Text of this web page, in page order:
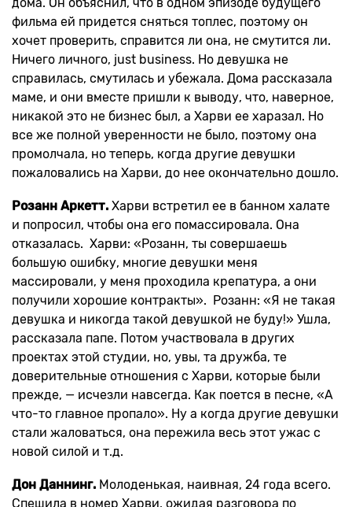
фильма ей придется сняться топлес, поэтому он
хочет проверить, справится ли она, не смутится ли.
Ничего личного, just business. Но девушка не
справилась, смутилась и убежала. Дома рассказала
маме, и они вместе пришли к выводу, что, наверное,
никакой это не бизнес был, а Харви ее харазал. Но
все же полной увереннoсти не было, поэтому она
промолчала, но теперь, когда другие девушки
пожаловались на Харви, до нее окончательно дошло.
Розанн Аркетт. Харви встретил ее в банном халате
и попросил, чтобы она его помассировала. Она
отказалась. Харви: «Розанн, ты совершаешь
большую ошибку, многие девушки меня
массировали, у меня проходила крепатура, а они
получили хорошие контракты». Розанн: «Я не такая
девушка и никогда такой девушкой не буду!» Ушла,
рассказала папе. Потом участвовала в других
проектах этой студии, но, увы, та дружба, те
доверительные отношения с Харви, которые были
прежде, — исчезли навсегда. Как поется в песне, «А
что-то главное пропало». Ну а когда другие девушки
стали жаловаться, она пережила весь этот ужас с
новой силой и т.д.
Дон Даннинг. Молоденькая, наивная, 24 года всего.
Спешила в номер Харви, ожидая разговора по